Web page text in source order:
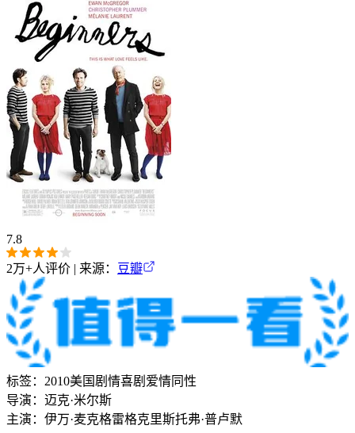
7.8
2万+人评价 | 来源： 豆瓣
标签： 2010美国 剧情喜剧 爱情同性
导演： 迈克·米尔斯
主演： 伊万·麦克格雷格克里斯托弗·普卢默